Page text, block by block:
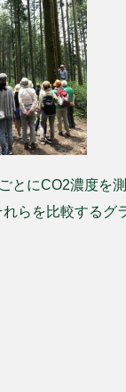
とにCO2濃度を
らを比較するグ